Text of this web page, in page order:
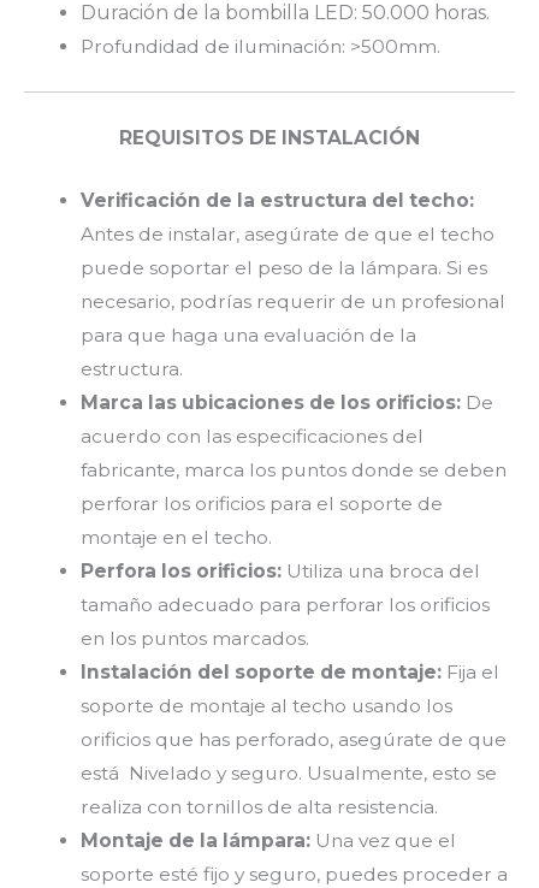
Duración de la bombilla LED: 50.000 horas.
Profundidad de iluminación: >500mm.
REQUISITOS DE INSTALACIÓN
Verificación de la estructura del techo:
Antes de instalar, asegúrate de que el techo
puede soportar el peso de la lámpara. Si es
necesario, podrías requerir de un profesional
para que haga una evaluación de la
estructura.
Marca las ubicaciones de los orificios:De
acuerdo con las especificaciones del
fabricante, marca los puntos donde se deben
perforar los orificios para el soporte de
montaje en el techo.
Perfora los orificios:Utiliza una broca del
tamaño adecuado para perforar los orificios
en los puntos marcados.
Instalación del soporte de montaje:Fija el
soporte de montaje al techo usando los
orificios que has perforado, asegúrate de que
está Nivelado y seguro. Usualmente, esto se
realiza con tornillos de alta resistencia.
Montaje de la lámpara:Una vez que el
soporte esté fijo y seguro, puedes proceder a